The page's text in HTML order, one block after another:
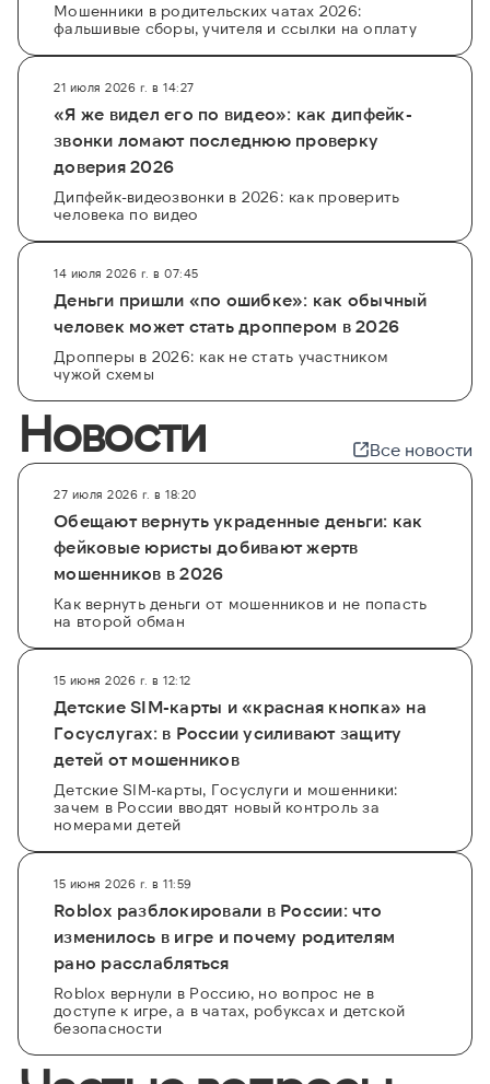
Мошенники в родительских чатах 2026:
фальшивые сборы, учителя и ссылки на оплату
21 июля 2026 г. в 14:27
«Я же видел его по видео»: как дипфейк-
звонки ломают последнюю проверку
доверия 2026
Дипфейк-видеозвонки в 2026: как проверить
человека по видео
14 июля 2026 г. в 07:45
Деньги пришли «по ошибке»: как обычный
человек может стать дроппером в 2026
Дропперы в 2026: как не стать участником
чужой схемы
Новости Все новости
27 июля 2026 г. в 18:20
Обещают вернуть украденные деньги: как
фейковые юристы добивают жертв
мошенников в 2026
Как вернуть деньги от мошенников и не попасть
на второй обман
15 июня 2026 г. в 12:12
Детские SIM-карты и «красная кнопка» на
Госуслугах: в России усиливают защиту
детей от мошенников
Детские SIM-карты, Госуслуги и мошенники:
зачем в России вводят новый контроль за
номерами детей
15 июня 2026 г. в 11:59
Roblox разблокировали в России: что
изменилось в игре и почему родителям
рано расслабляться
Roblox вернули в Россию, но вопрос не в
доступе к игре, а в чатах, робуксах и детской
безопасности